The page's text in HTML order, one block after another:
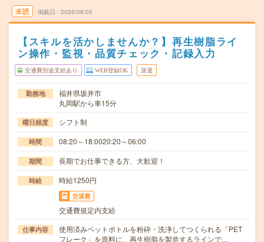
未読 掲載日 2026/08/05
【スキルを活かしませんか？】再生樹脂ライ
ン操作・監視・品質チェック・記録入力
交通費別途支給あり WEB登録OK 派遣
勤務地
福井県坂井市
丸岡駅から車15分
曜日頻度 シフト制
時間 08:20～18:0020:20～06:00
期間 長期でお仕事できる方、大歓迎！
時給 時給1250円
交通費
交通費規定内支給
仕事内容
使用済みペットボトルを粉砕・洗浄してつくられる「PET
フレーク」を原料に、再生樹脂を製造するラインで…